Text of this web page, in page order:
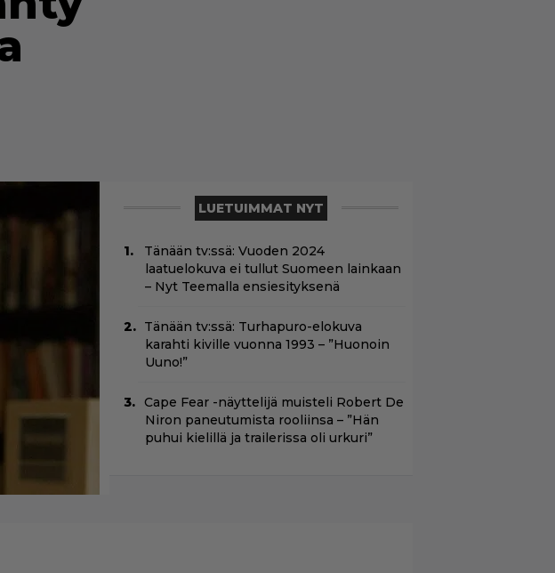
LUETUIMMAT NYT
Tänään tv:ssä: Vuoden 2024
laatuelokuva ei tullut Suomeen lainkaan
– Nyt Teemalla ensiesityksenä
Tänään tv:ssä: Turhapuro-elokuva
karahti kiville vuonna 1993 – ”Huonoin
Uuno!”
Cape Fear -näyttelijä muisteli Robert De
Niron paneutumista rooliinsa – ”Hän
puhui kielillä ja trailerissa oli urkuri”